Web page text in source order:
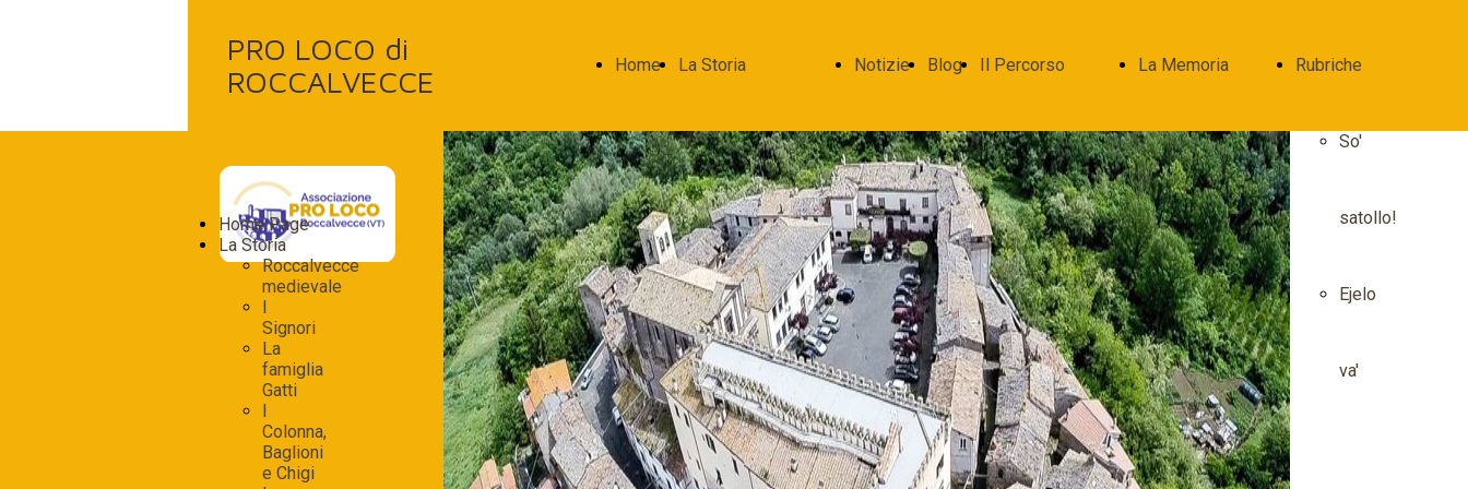
Home
Page
La Storia
Roccalvecce
medievale
I Signori
La famiglia
Gatti
Notizie Blog Il Percorso
Turistico
Giardino
Costaguti
- Antico
fontanile
La Memoria
Filmati
Fotografie
Rubriche
So'
satollo!
Ejelo
va'
PRO LOCO di
ROCCALVECCE
Home Page
La Storia
Roccalvecce
medievale
I
Signori
La
famiglia
Gatti
I
Colonna,
Baglioni
e Chigi